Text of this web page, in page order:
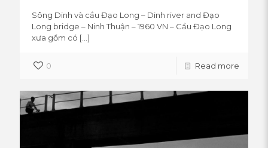
Sông Dinh và cầu Đạo Long – Dinh river and Đạo
Long bridge – Ninh Thuận – 1960 VN – Cầu Đạo Long
xưa gồm có […]
0 Read more